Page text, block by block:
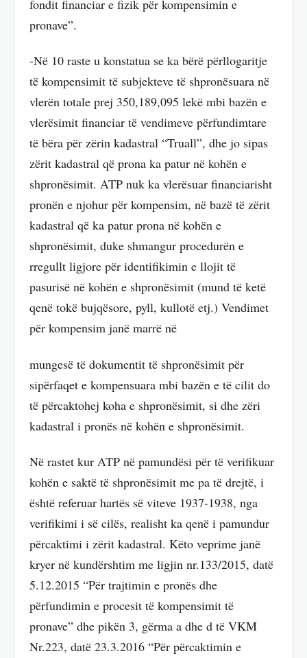
fondit financiar e fizik për kompensimin e
pronave”.
-Në 10 raste u konstatua se ka bërë përllogaritje
të kompensimit të subjekteve të shpronësuara në
vlerën totale prej 350,189,095 lekë mbi bazën e
vlerësimit financiar të vendimeve përfundimtare
të bëra për zërin kadastral “Truall”, dhe jo sipas
zërit kadastral që prona ka patur në kohën e
shpronësimit. ATP nuk ka vlerësuar financiarisht
pronën e njohur për kompensim, në bazë të zërit
kadastral që ka patur prona në kohën e
shpronësimit, duke shmangur procedurën e
rregullt ligjore për identifikimin e llojit të
pasurisë në kohën e shpronësimit (mund të ketë
qenë tokë bujqësore, pyll, kullotë etj.) Vendimet
për kompensim janë marrë në
mungesë të dokumentit të shpronësimit për
sipërfaqet e kompensuara mbi bazën e të cilit do
të përcaktohej koha e shpronësimit, si dhe zëri
kadastral i pronës në kohën e shpronësimit.
Në rastet kur ATP në pamundësi për të verifikuar
kohën e saktë të shpronësimit me pa të drejtë, i
është referuar hartës së viteve 1937-1938, nga
verifikimi i së cilës, realisht ka qenë i pamundur
përcaktimi i zërit kadastral. Këto veprime janë
kryer në kundërshtim me ligjin nr.133/2015, datë
5.12.2015 “Për trajtimin e pronës dhe
përfundimin e procesit të kompensimit të
pronave” dhe pikën 3, gërma a dhe d të VKM
Nr.223, datë 23.3.2016 “Për përcaktimin e